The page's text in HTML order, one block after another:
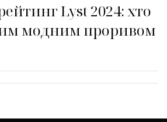
Lyst 2024: хто
модним проривом